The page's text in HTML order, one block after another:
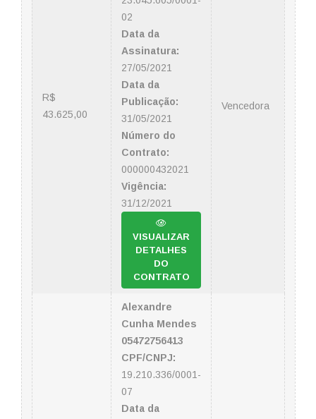
R$
43.625,00
02
Data da
Assinatura:
27/05/2021
Data da
Publicação:
31/05/2021
Número do
Contrato:
000000432021
Vigência:
31/12/2021
VISUALIZAR
DETALHES
DO
CONTRATO
Vencedora
Alexandre
Cunha Mendes
05472756413
CPF/CNPJ:
19.210.336/0001-
07
Data da